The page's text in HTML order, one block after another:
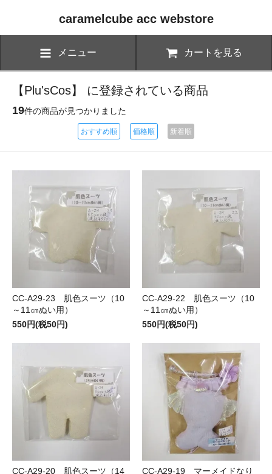
caramelcube acc webstore
メニュー カートを見る
【Plu'sCos】 に登録されている商品
19件の商品が見つかりました
おすすめ順 価格順 新着順
CC-A29-23 肌色スーツ（10
～11㎝ぬい用）
550円(税50円)
CC-A29-22 肌色スーツ（10
～11㎝ぬい用）
550円(税50円)
CC-A29-20 肌色スーツ（14
CC-A29-19 マーメイドなり